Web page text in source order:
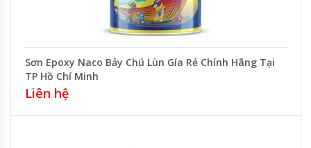
Sơn Epoxy Naco Bảy Chú Lùn Gía Rẻ Chính Hãng Tại
TP Hồ Chí Minh
Liên hệ